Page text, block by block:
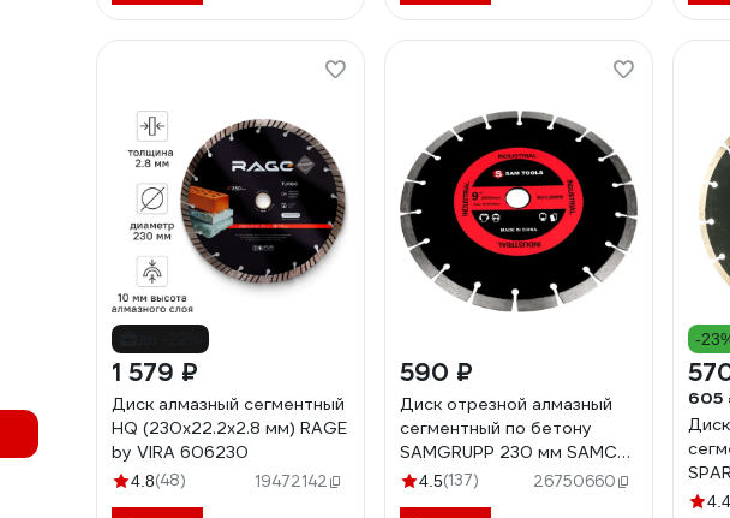
1 579 ₽
Диск алмазный сегментный
HQ (230х22.2х2.8 мм) RAGE
by VIRA 606230
4.8(48) 19472142
590 ₽
Диск отрезной алмазный
сегментный по бетону
SAMGRUPP 230 мм SAMC-
018001230
4.5(137) 26750660
-
605
4.4